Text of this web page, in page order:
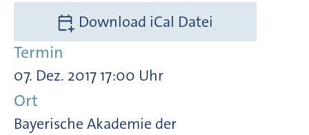
Download iCal Datei
Termin
07. Dez. 2017 17:00 Uhr
Ort
Bayerische Akademie der